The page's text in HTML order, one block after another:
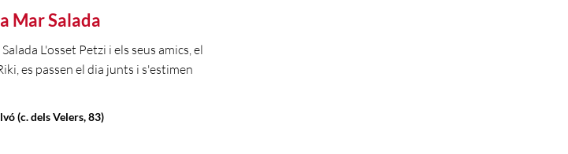
Mar Salada
L'osset Petzi i els seus amics, el
es passen el dia junts i s'estimen
(c. dels Velers, 83)